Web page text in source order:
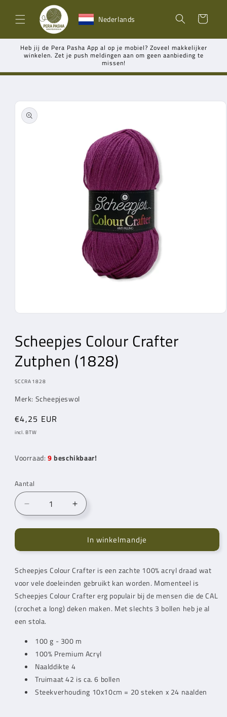
naar de
content Nederlands Winkelwagen
Heb jij de Pera Pasha App al op je mobiel? Zoveel makkelijker
winkelen. Zet je push meldingen aan om geen aanbieding te
missen!
direct naar
in
modaal
Scheepjes Colour Crafter
Zutphen (1828)
MODEL:
SCCRA1828
Merk: Scheepjeswol
Normale
prijs
€4,25 EUR
incl. BTW
Voorraad: 9 beschikbaar!
Aantal
Aantal
verlagen
voor
Colour
Zutphen
(1828)
Aantal
verhogen
voor
Scheepjes
Colour
Zutphen
(1828)
In winkelmandje
Scheepjes Colour Crafter is een zachte 100% acryl draad wat
voor vele doeleinden gebruikt kan worden. Momenteel is
Scheepjes Colour Crafter erg populair bij de mensen die de CAL
(crochet a long) deken maken. Met slechts 3 bollen heb je al
een stola.
100 g - 300 m
100% Premium Acryl
Naalddikte 4
Truimaat 42 is ca. 6 bollen
Steekverhouding 10x10cm = 20 steken x 24 naalden